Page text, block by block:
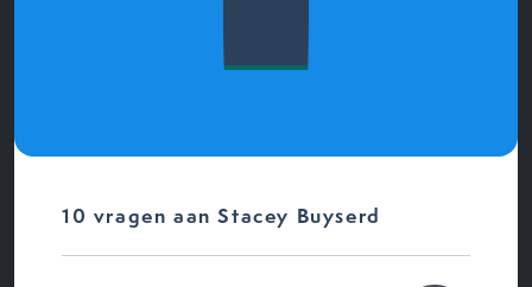
10 vragen aan Stacey Buyserd